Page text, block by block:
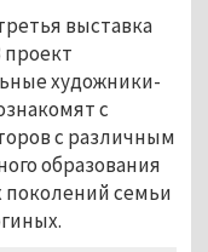
выставка
проект
художники-
с
с различным
образования
поколений семьи